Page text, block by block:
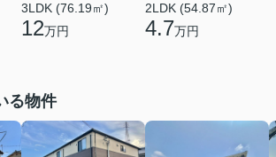
3LDK (76.19㎡)
12万円
2LDK (54.87㎡)
4.7万円
る物件